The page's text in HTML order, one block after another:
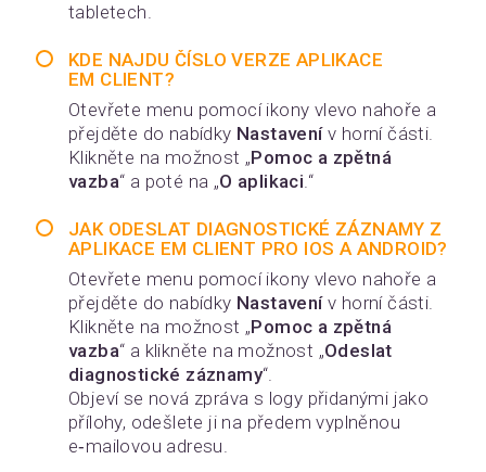
tabletech.
KDE NAJDU ČÍSLO VERZE APLIKACE
EM CLIENT?
Otevřete menu pomocí ikony vlevo nahoře a
přejděte do nabídky Nastavenív horní části.
Klikněte na možnost „Pomoc a zpětná
vazba“ a poté na „O aplikaci.“
JAK ODESLAT DIAGNOSTICKÉ ZÁZNAMY Z
APLIKACE EM CLIENT PRO IOS A ANDROID?
Otevřete menu pomocí ikony vlevo nahoře a
přejděte do nabídky Nastavenív horní části.
Klikněte na možnost „Pomoc a zpětná
vazba“ a klikněte na možnost „Odeslat
diagnostické záznamy“.
Objeví se nová zpráva s logy přidanými jako
přílohy, odešlete ji na předem vyplněnou
e‑mailovou adresu.